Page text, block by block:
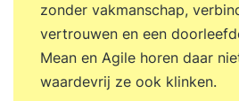
organisatie Je krijgt hierbij ondersteuning via
Q&A-sessies en persoonlijke
eindopdracht-docent. Coaching Opleiden naast
je werk kan intensief zijn. Heb
zonder vakmanschap,
vertrouwen en een
Mean en Agile horen daar
waardevrij ze ook klinken.